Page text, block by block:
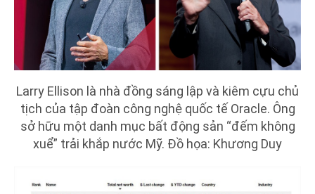
Larry Ellison là nhà đồng sáng lập và kiêm cựu chủ
tịch của tập đoàn công nghệ quốc tế Oracle. Ông
sở hữu một danh mục bất động sản “đếm không
xuể” trải khắp nước Mỹ. Đồ họa: Khương Duy